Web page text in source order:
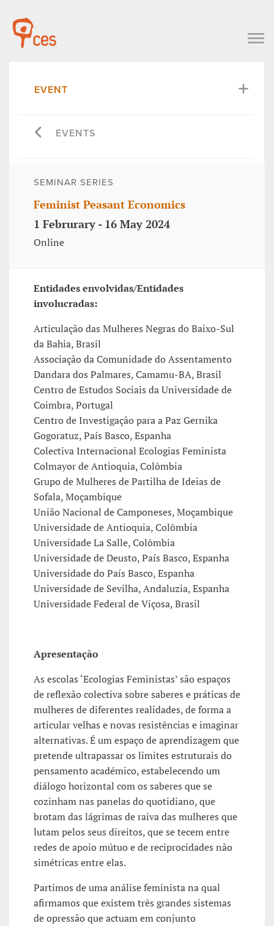
EVENT
EVENTS
SEMINAR SERIES
Feminist Peasant Economics
1 Februrary - 16 May 2024
Online
Entidades envolvidas/Entidades
involucradas:
Articulação das Mulheres Negras do Baixo-Sul
da Bahia, Brasil
Associação da Comunidade do Assentamento
Dandara dos Palmares, Camamu-BA, Brasil
Centro de Estudos Sociais da Universidade de
Coimbra, Portugal
Centro de Investigação para a Paz Gernika
Gogoratuz, País Basco, Espanha
Colectiva Internacional Ecologias Feminista
Colmayor de Antioquia, Colômbia
Grupo de Mulheres de Partilha de Ideias de
Sofala, Moçambique
União Nacional de Camponeses, Moçambique
Universidade de Antioquia, Colômbia
Universidade La Salle, Colômbia
Universidade de Deusto, País Basco, Espanha
Universidade do País Basco, Espanha
Universidade de Sevilha, Andaluzia, Espanha
Universidade Federal de Viçosa, Brasil
Apresentação
As escolas ‘Ecologias Feministas’ são espaços
de reflexão colectiva sobre saberes e práticas de
mulheres de diferentes realidades, de forma a
articular velhas e novas resistências e imaginar
alternativas. É um espaço de aprendizagem que
pretende ultrapassar os limites estruturais do
pensamento académico, estabelecendo um
diálogo horizontal com os saberes que se
cozinham nas panelas do quotidiano, que
brotam das lágrimas de raiva das mulheres que
lutam pelos seus direitos, que se tecem entre
redes de apoio mútuo e de reciprocidades não
simétricas entre elas.
Partimos de uma análise feminista na qual
afirmamos que existem três grandes sistemas
de opressão que actuam em conjunto